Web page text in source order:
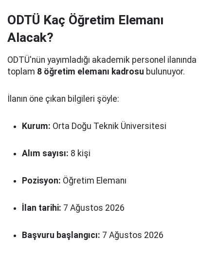
ODTÜ Kaç Öğretim Elemanı
Alacak?
ODTÜ'nün yayımladığı akademik personel ilanında
toplam 8 öğretim elemanı kadrosu bulunuyor.
İlanın öne çıkan bilgileri şöyle:
Kurum: Orta Doğu Teknik Üniversitesi
Alım sayısı: 8 kişi
Pozisyon: Öğretim Elemanı
İlan tarihi: 7 Ağustos 2026
Başvuru başlangıcı: 7 Ağustos 2026